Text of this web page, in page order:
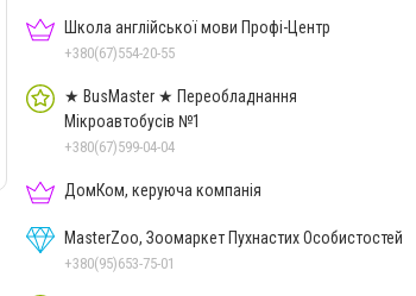
Школа англійської мови Профі-Центр
+380(67)554-20-55
★ BusMaster ★ Переобладнання
Мікроавтобусів №1
+380(67)599-04-04
ДомКом, керуюча компанія
MasterZoo, Зоомаркет Пухнастих Особистостей
+380(95)653-75-01